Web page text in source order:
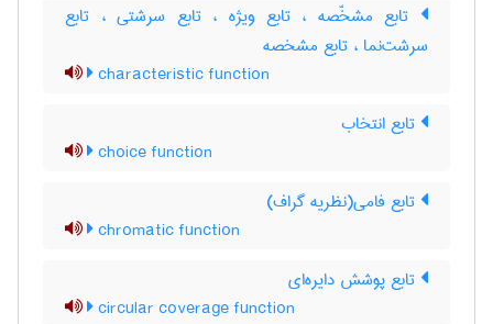
تابع مشخّصه ، تابع ویژه ، تابع سرشتی ، تابع
سرشت‌نما ، تابع مشخصه
characteristic function
تابع انتخاب
choice function
تابع فامی(نظریه گراف)
chromatic function
تابع پوشش دایره‌ای
circular coverage function